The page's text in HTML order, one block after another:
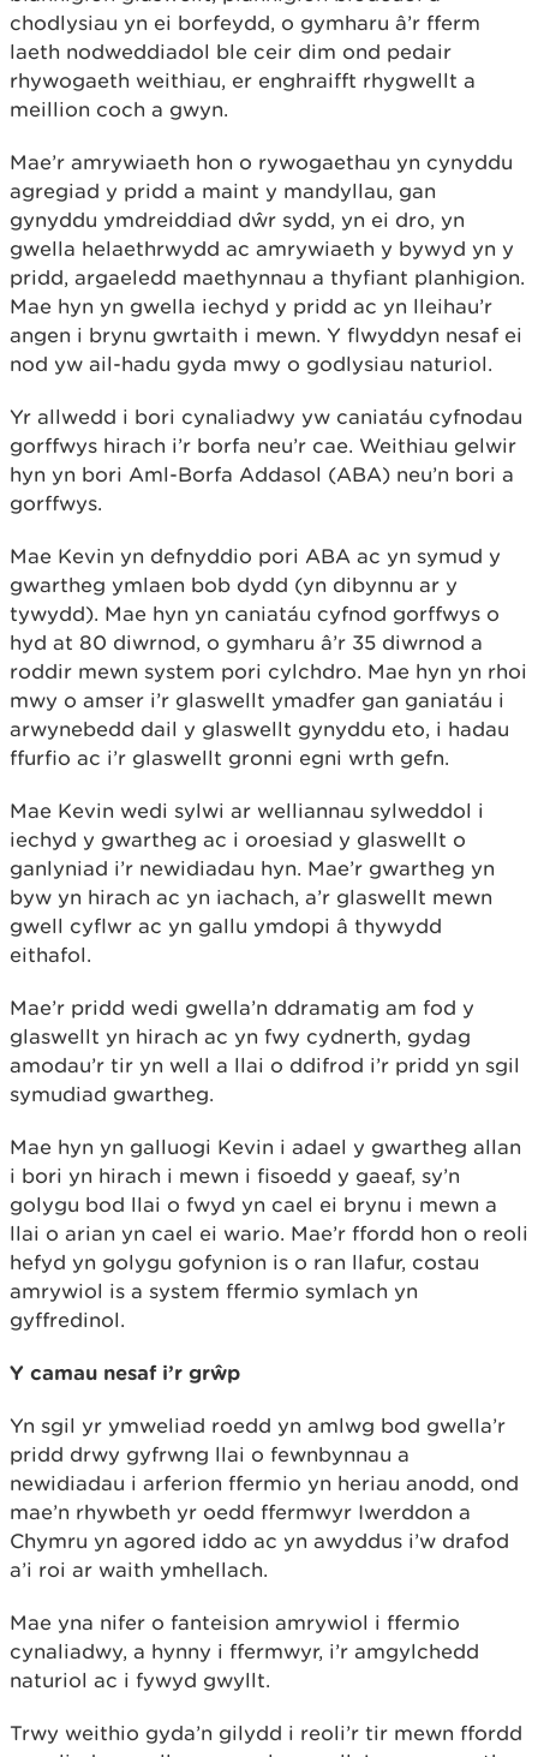
chodlysiau yn ei borfeydd, o gymharu â’r fferm
laeth nodweddiadol ble ceir dim ond pedair
rhywogaeth weithiau, er enghraifft rhygwellt a
meillion coch a gwyn.
Mae’r amrywiaeth hon o rywogaethau yn cynyddu
agregiad y pridd a maint y mandyllau, gan
gynyddu ymdreiddiad dŵr sydd, yn ei dro, yn
gwella helaethrwydd ac amrywiaeth y bywyd yn y
pridd, argaeledd maethynnau a thyfiant planhigion.
Mae hyn yn gwella iechyd y pridd ac yn lleihau’r
angen i brynu gwrtaith i mewn. Y flwyddyn nesaf ei
nod yw ail-hadu gyda mwy o godlysiau naturiol.
Yr allwedd i bori cynaliadwy yw caniatáu cyfnodau
gorffwys hirach i’r borfa neu’r cae. Weithiau gelwir
hyn yn bori Aml-Borfa Addasol (ABA) neu’n bori a
gorffwys.
Mae Kevin yn defnyddio pori ABA ac yn symud y
gwartheg ymlaen bob dydd (yn dibynnu ar y
tywydd). Mae hyn yn caniatáu cyfnod gorffwys o
hyd at 80 diwrnod, o gymharu â’r 35 diwrnod a
roddir mewn system pori cylchdro. Mae hyn yn rhoi
mwy o amser i’r glaswellt ymadfer gan ganiatáu i
arwynebedd dail y glaswellt gynyddu eto, i hadau
ffurfio ac i’r glaswellt gronni egni wrth gefn.
Mae Kevin wedi sylwi ar welliannau sylweddol i
iechyd y gwartheg ac i oroesiad y glaswellt o
ganlyniad i’r newidiadau hyn. Mae’r gwartheg yn
byw yn hirach ac yn iachach, a’r glaswellt mewn
gwell cyflwr ac yn gallu ymdopi â thywydd
eithafol.
Mae’r pridd wedi gwella’n ddramatig am fod y
glaswellt yn hirach ac yn fwy cydnerth, gydag
amodau’r tir yn well a llai o ddifrod i’r pridd yn sgil
symudiad gwartheg.
Mae hyn yn galluogi Kevin i adael y gwartheg allan
i bori yn hirach i mewn i fisoedd y gaeaf, sy’n
golygu bod llai o fwyd yn cael ei brynu i mewn a
llai o arian yn cael ei wario. Mae’r ffordd hon o reoli
hefyd yn golygu gofynion is o ran llafur, costau
amrywiol is a system ffermio symlach yn
gyffredinol.
Y camau nesaf i’r grŵp
Yn sgil yr ymweliad roedd yn amlwg bod gwella’r
pridd drwy gyfrwng llai o fewnbynnau a
newidiadau i arferion ffermio yn heriau anodd, ond
mae’n rhywbeth yr oedd ffermwyr Iwerddon a
Chymru yn agored iddo ac yn awyddus i’w drafod
a’i roi ar waith ymhellach.
Mae yna nifer o fanteision amrywiol i ffermio
cynaliadwy, a hynny i ffermwyr, i’r amgylchedd
naturiol ac i fywyd gwyllt.
Trwy weithio gyda’n gilydd i reoli’r tir mewn ffordd